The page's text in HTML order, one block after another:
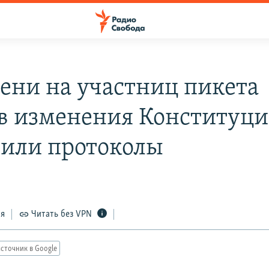
на участниц пикета
изменения
протоколы
Читать без VPN
в Google